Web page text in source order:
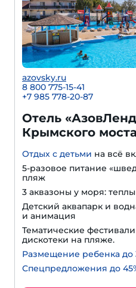
azovsky.ru
8 800 775-15-41
+7 985 778-20-87
Отель
Крымского моста
Отдых с детьми на всё
5-разовое питание
пляж
3 аквазоны у моря:
Детский аквапарк и
и анимация
Тематические
дискотеки на пляже.
Размещение ребенка до
Спецпредложения до